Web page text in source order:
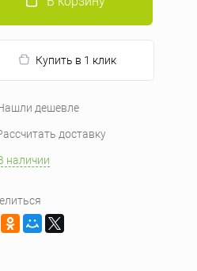
Купить в 1 клик
дешевле
доставку
наличии